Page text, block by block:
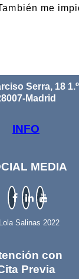
me
Serra, 18
Madrid
INFO
MEDIA
Salinas 2022
con
Previa